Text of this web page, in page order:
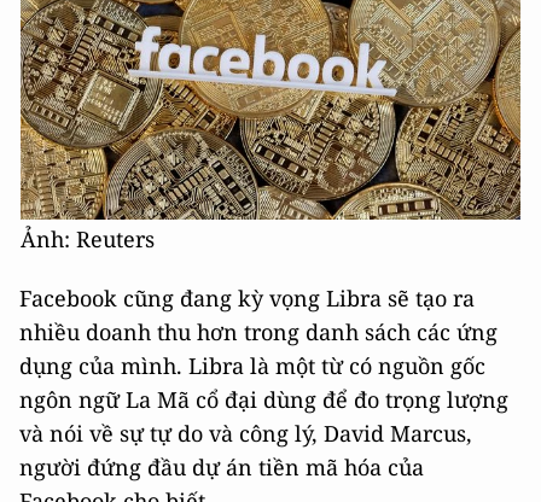
Ảnh: Reuters
Facebook cũng đang kỳ vọng Libra sẽ tạo ra
nhiều doanh thu hơn trong danh sách các ứng
dụng của mình. Libra là một từ có nguồn gốc
ngôn ngữ La Mã cổ đại dùng để đo trọng lượng
và nói về sự tự do và công lý, David Marcus,
người đứng đầu dự án tiền mã hóa của